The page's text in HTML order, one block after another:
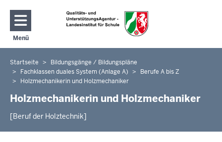
Direkt zum Inhalt
Menü
Navigation aktivieren/deaktivieren: Hauptmenü
Sie
befinden
hier
Startseite
Bildungsgänge / Bildungspläne
Fachklassen duales System (Anlage A)
Berufe A bis Z
Holzmechanikerin und Holzmechaniker
Holzmechanikerin und Holzmechaniker
[Beruf der Holztechnik]